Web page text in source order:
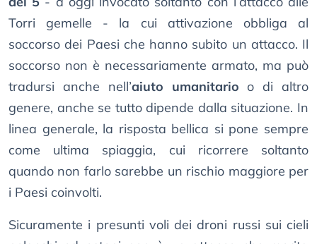
Torri gemelle - la cui attivazione obbliga al
soccorso dei Paesi che hanno subito un attacco. Il
soccorso non è necessariamente armato, ma può
tradursi anche nell’aiuto umanitario o di altro
genere, anche se tutto dipende dalla situazione. In
linea generale, la risposta bellica si pone sempre
come ultima spiaggia, cui ricorrere soltanto
quando non farlo sarebbe un rischio maggiore per
i Paesi coinvolti.
Sicuramente i presunti voli dei droni russi sui cieli